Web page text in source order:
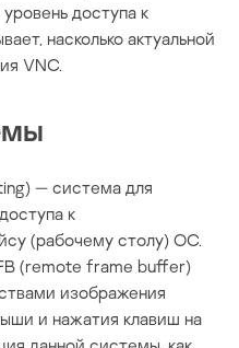
доступа к
насколько актуальной
VNC.
— система для
к
(рабочему столу) OC.
(remote frame buffer)
изображения
и нажатия клавиш на